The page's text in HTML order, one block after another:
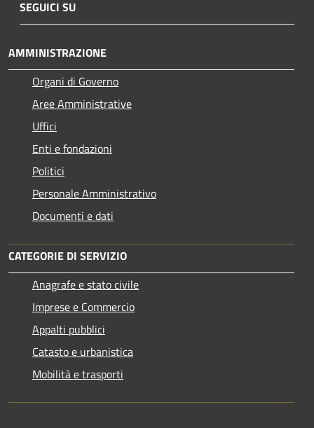
SEGUICI SU
AMMINISTRAZIONE
Organi di Governo
Aree Amministrative
Uffici
Enti e fondazioni
Politici
Personale Amministrativo
Documenti e dati
CATEGORIE DI SERVIZIO
Anagrafe e stato civile
Imprese e Commercio
Appalti pubblici
Catasto e urbanistica
Mobilità e trasporti